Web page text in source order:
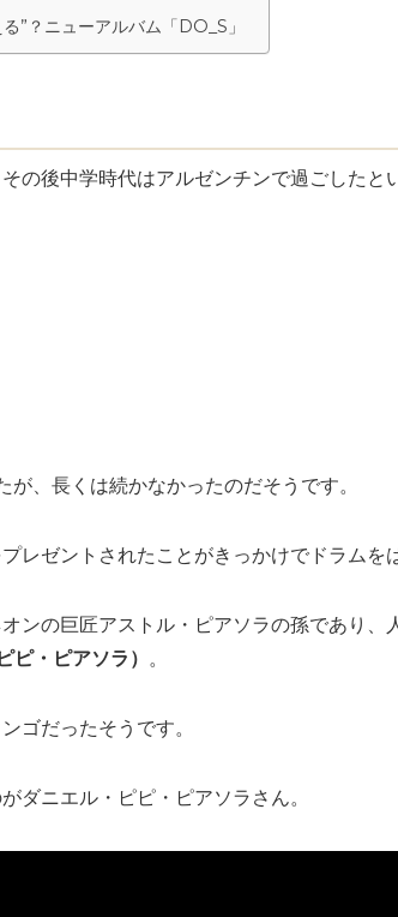
”？ニューアルバム「DO_S」
の後中学時代はアルゼンチンで過ごしたと
が、長くは続かなかったのだそうです。
プレゼントされたことがきっかけでドラムを
ンの巨匠アストル・ピアソラの孫であり、
・ピアソラ） 。
ゴだったそうです。
ダニエル・ピピ・ピアソラさん。